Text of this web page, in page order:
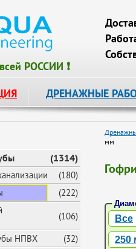
РОССИИ ❗
ДРЕНАЖНЫЕ
(1314)
(180)
(222)
(106)
НПВХ
(32)
мм
Все
250